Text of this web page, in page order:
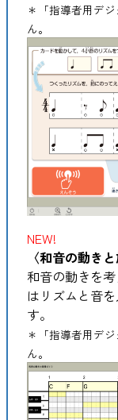
＊「指導者用デ
ん。
NEW!
〈和音の動き
和音の動きを
はリズムと音
す。
＊「指導者用デ
ん。